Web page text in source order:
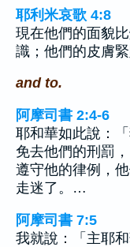
耶利米哀歌 4:8
現在他們的面貌
識；他們的皮膚
and to.
阿摩司書 2:4-6
耶和華如此說：
免去他們的刑罰
遵守他的律例，
走迷了。…
阿摩司書 7:5
我就說：「主耶